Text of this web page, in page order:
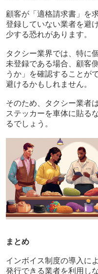
顧客が「適格請求書」を
登録していない業者を避
少する恐れがあります。
タクシー業界では、特に
未登録である場合、顧客
うか」を確認することが
避けるかもしれません。
そのため、タクシー業者
ステッカーを車体に貼る
るでしょう。
まとめ
インボイス制度の導入に
発行できる業者を利用し